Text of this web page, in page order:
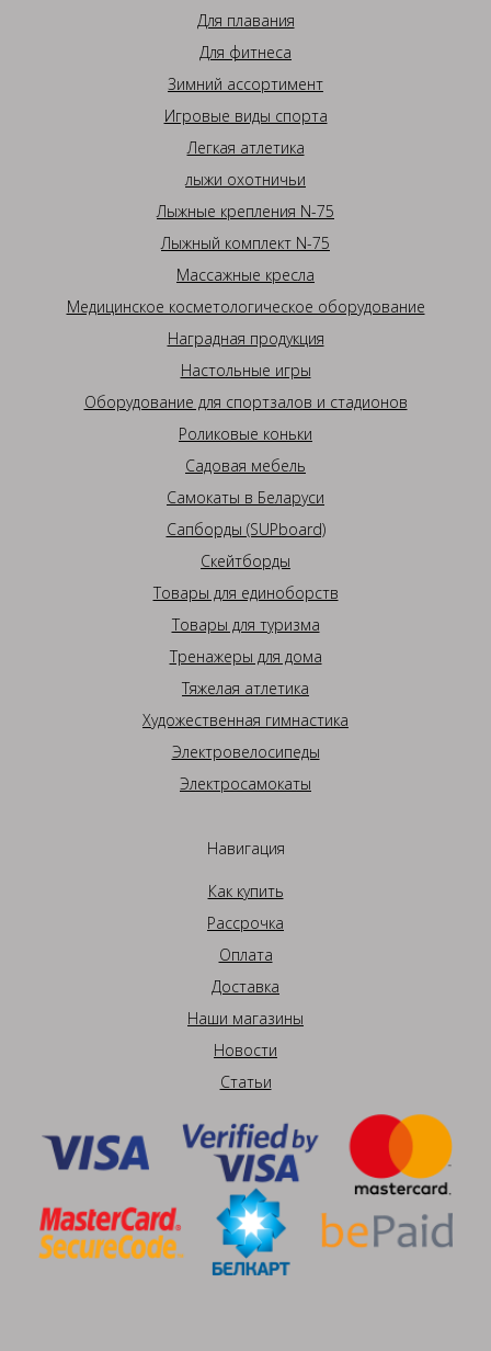
Для плавания
Для фитнеса
Зимний ассортимент
Игровые виды спорта
Легкая атлетика
лыжи охотничьи
Лыжные крепления N-75
Лыжный комплект N-75
Массажные кресла
Медицинское косметологическое оборудование
Наградная продукция
Настольные игры
Оборудование для спортзалов и стадионов
Роликовые коньки
Садовая мебель
Самокаты в Беларуси
Сапборды (SUPboard)
Скейтборды
Товары для единоборств
Товары для туризма
Тренажеры для дома
Тяжелая атлетика
Художественная гимнастика
Электровелосипеды
Электросамокаты
Навигация
Как купить
Рассрочка
Оплата
Доставка
Наши магазины
Новости
Статьи